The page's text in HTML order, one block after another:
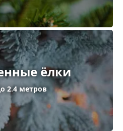
ёлки
2.4 метров